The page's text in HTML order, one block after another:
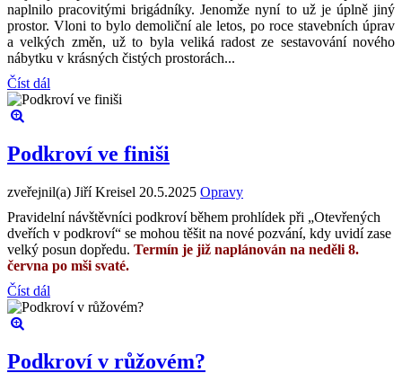
naplnilo pracovitými brigádníky. Jenomže nyní to už je úplně jiný
prostor. Vloni to bylo demoliční ale letos, po roce stavebních úprav
a velkých změn, už to byla veliká radost ze sestavování nového
nábytku v krásných čistých prostorách...
Číst dál
Podkroví ve finiši
zveřejnil(a) Jiří Kreisel 20.5.2025 Opravy
Pravidelní návštěvníci podkroví během prohlídek při „Otevřených
dveřích v podkroví“ se mohou těšit na nové pozvání, kdy uvidí zase
velký posun dopředu. Termín je již naplánován na neděli 8.
června po mši svaté.
Číst dál
Podkroví v růžovém?